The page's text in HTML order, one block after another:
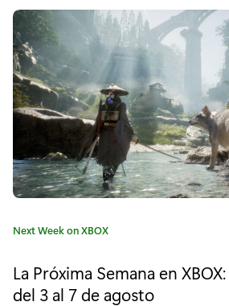
C
e
g
Next Week on XBOX
La Próxima Semana en
del 3 al 7 de agosto